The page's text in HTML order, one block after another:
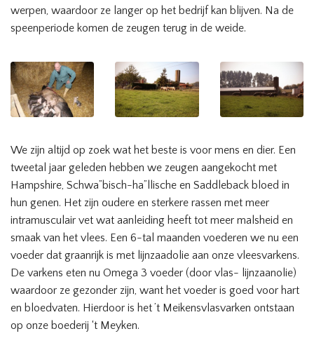
werpen, waardoor ze langer op het bedrijf kan blijven. Na de
speenperiode komen de zeugen terug in de weide.
We zijn altijd op zoek wat het beste is voor mens en dier. Een
tweetal jaar geleden hebben we zeugen aangekocht met
Hampshire, Schwa”bisch-ha”llische en Saddleback bloed in
hun genen. Het zijn oudere en sterkere rassen met meer
intramusculair vet wat aanleiding heeft tot meer malsheid en
smaak van het vlees. Een 6-tal maanden voederen we nu een
voeder dat graanrijk is met lijnzaadolie aan onze vleesvarkens.
De varkens eten nu Omega 3 voeder (door vlas- lijnzaanolie)
waardoor ze gezonder zijn, want het voeder is goed voor hart
en bloedvaten. Hierdoor is het ’t Meikensvlasvarken ontstaan
op onze boederij ‘t Meyken.